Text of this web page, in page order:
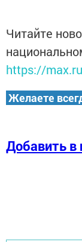
Читайте
https://
Желаете
Добавить в